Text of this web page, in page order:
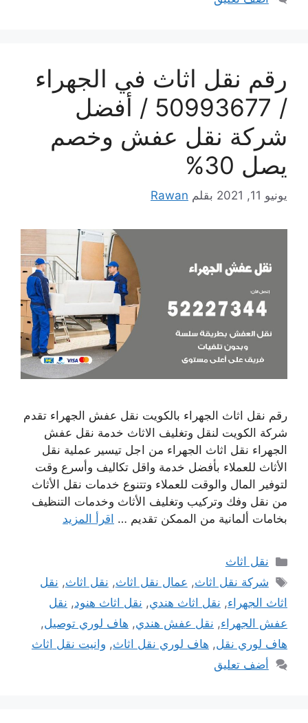
رقم نقل اثاث في الجهراء
/ 50993677 / أفضل
شركة نقل عفش وخصم
يصل 30%
يونيو 11, 2021 بقلم Rawan
رقم نقل اثاث الجهراء بالكويت نقل عفش الجهراء تقدم
شركة الكويت لنقل وتغليف الاثاث خدمة نقل عفش
الجهراء نقل اثاث الجهراء من اجل تيسير عملية نقل
الأثاث للعملاء بأفضل خدمة واقل تكاليف وأسرع وقت
لتوفير المال والوقت للعملاء وتتنوع خدمات نقل الأثاث
من نقل وفك وتركيب وتغليف الأثاث وخدمات التنظيف
بخامات ألمانية من الممكن تقديم … اقرأ المزيد
التصنيفات
نقل اثاث
الوسوم
شركة نقل اثاث, عمال نقل اثاث, نقل اثاث, نقل
اثاث الجهراء, نقل اثاث هندي, نقل اثاث هنود, نقل
عفش الجهراء, نقل عفش هندي, هاف لوري توصيل,
هاف لوري نقل, هاف لوري نقل اثاث, وانيت نقل اثاث
أضف تعليق